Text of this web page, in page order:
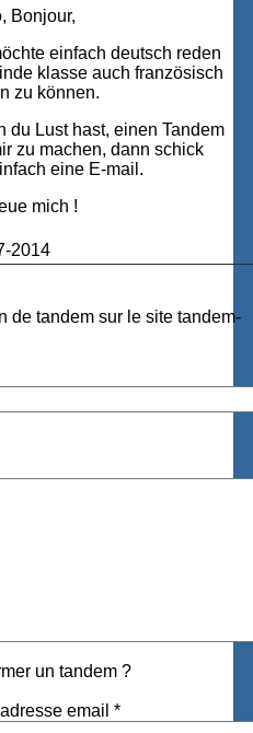
Bonjour,
einfach deutsch reden
klasse auch französisch
zu können.
du Lust hast, einen Tandem
zu machen, dann schick
eine E-mail.
mich !
2014
de tandem sur le site tandem-
un tandem ?
email *